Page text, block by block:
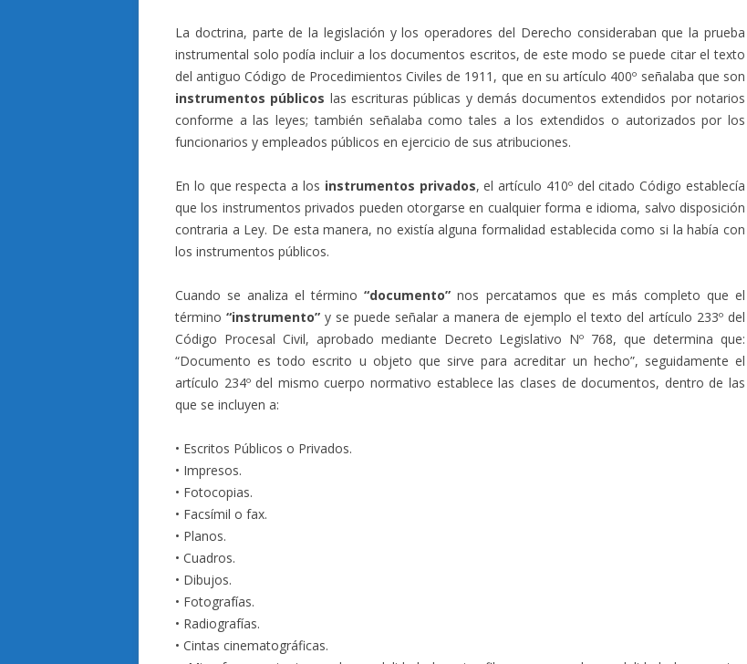
La doctrina, parte de la legislación y los operadores del Derecho consideraban que la prueba
instrumental solo podía incluir a los documentos escritos, de este modo se puede citar el texto
del antiguo Código de Procedimientos Civiles de 1911, que en su artículo 400º señalaba que son
instrumentos públicos las escrituras públicas y demás documentos extendidos por notarios
conforme a las leyes; también señalaba como tales a los extendidos o autorizados por los
funcionarios y empleados públicos en ejercicio de sus atribuciones.
En lo que respecta a los instrumentos privados, el artículo 410º del citado Código establecía
que los instrumentos privados pueden otorgarse en cualquier forma e idioma, salvo disposición
contraria a Ley. De esta manera, no existía alguna formalidad establecida como si la había con
los instrumentos públicos.
Cuando se analiza el término“documento” nos percatamos que es más completo que el
término “instrumento” y se puede señalar a manera de ejemplo el texto del artículo 233º del
Código Procesal Civil, aprobado mediante Decreto Legislativo Nº 768, que determina que:
“Documento es todo escrito u objeto que sirve para acreditar un hecho”, seguidamente el
artículo 234º del mismo cuerpo normativo establece las clases de documentos, dentro de las
que se incluyen a:
• Escritos Públicos o Privados.
• Impresos.
• Fotocopias.
• Facsímil o fax.
• Planos.
• Cuadros.
• Dibujos.
• Fotografías.
• Radiografías.
• Cintas cinematográficas.